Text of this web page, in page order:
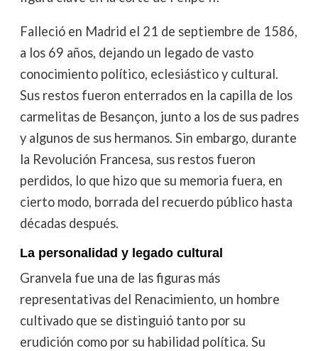
Falleció en Madrid el 21 de septiembre de 1586,
a los 69 años, dejando un legado de vasto
conocimiento político, eclesiástico y cultural.
Sus restos fueron enterrados en la capilla de los
carmelitas de Besançon, junto a los de sus padres
y algunos de sus hermanos. Sin embargo, durante
la Revolución Francesa, sus restos fueron
perdidos, lo que hizo que su memoria fuera, en
cierto modo, borrada del recuerdo público hasta
décadas después.
La personalidad y legado cultural
Granvela fue una de las figuras más
representativas del Renacimiento, un hombre
cultivado que se distinguió tanto por su
erudición como por su habilidad política. Su